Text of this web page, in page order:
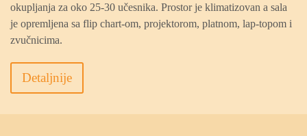
okupljanja za oko 25-30 učesnika. Prostor je klimatizovan a sala
je opremljena sa flip chart-om, projektorom, platnom, lap-topom i
zvučnicima.
Detaljnije